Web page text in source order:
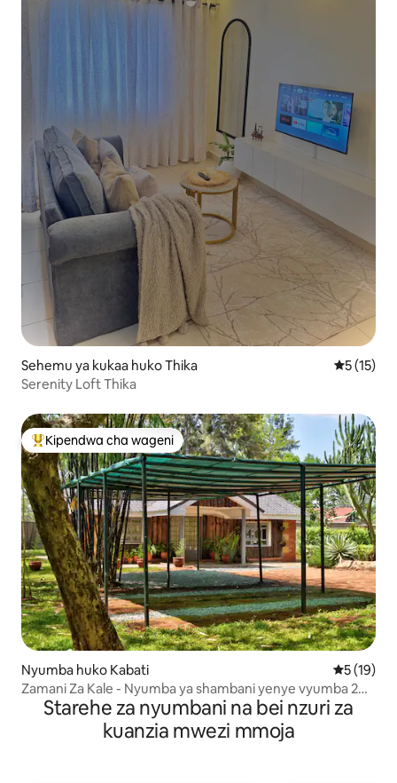
Sehemu ya kukaa huko Thika Ukadiriaji
5 (15)
Serenity Loft Thika
Kipendwa maarufu cha wageni
Kipendwa cha wageni
Nyumba huko Kabati Ukadiriaji
5 (19)
Zamani Za Kale - Nyumba ya shambani yenye vyumba 2
vya kulala. Inalala 4
Starehe za nyumbani na bei nzuri za
kuanzia mwezi mmoja